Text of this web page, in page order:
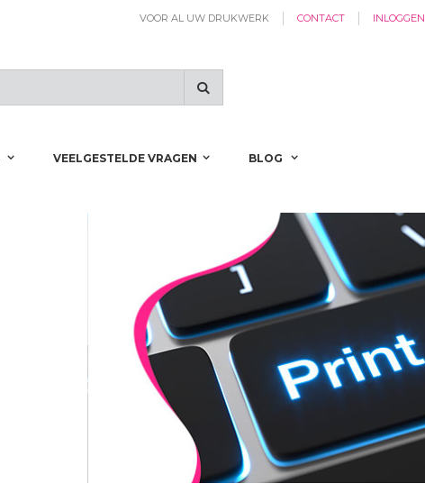
VOOR AL UW DRUKWERK CONTACT INLOGGEN
VEELGESTELDE VRAGEN BLOG